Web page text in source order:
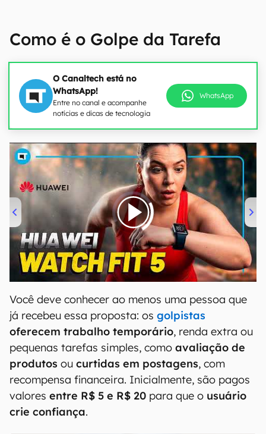
Como é o Golpe da Tarefa
O Canaltech está no
WhatsApp!
Entre no canal e acompanhe
notícias e dicas de tecnologia
WhatsApp
00:00/04:51
Você deve conhecer ao menos uma pessoa que
já recebeu essa proposta: os golpistas
oferecem trabalho temporário, renda extra ou
pequenas tarefas simples, como avaliação de
produtos ou curtidas em postagens, com
recompensa financeira. Inicialmente, são pagos
valores entre R$ 5 e R$ 20 para que o usuário
crie confiança.